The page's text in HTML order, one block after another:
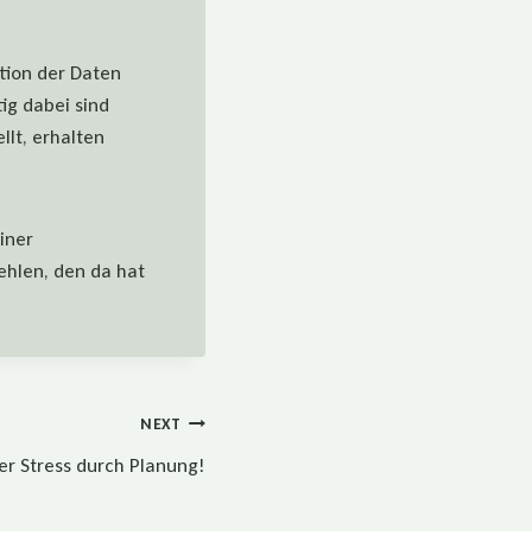
der Daten
dabei sind
erhalten
den da hat
NEXT
Stress durch Planung!